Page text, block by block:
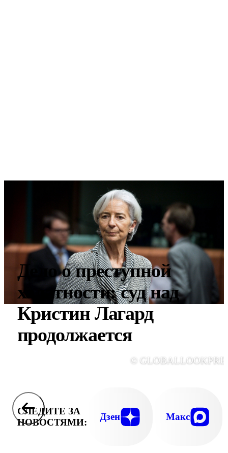
Дело о преступной
халатности: суд над
Кристин Лагард
продолжается
©
СЛЕДИТЕ ЗА
НОВОСТЯМИ:
Дзен Макс